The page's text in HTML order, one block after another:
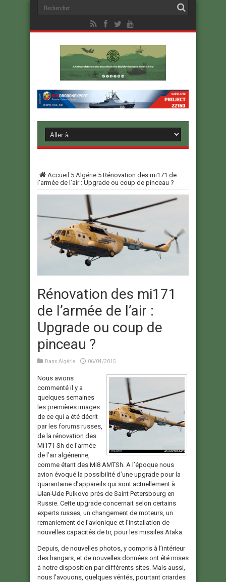
Accueil 5 Algérie 5 Rénovation des mi171 de
l’armée de l’air : Upgrade ou coup de pinceau ?
Rénovation des mi171
de l’armée de l’air :
Upgrade ou coup de
pinceau ?
Dans Algérie 06/04/2015
Nous avions
commenté il y a
quelques semaines
les premières images
de ce qui a été décrit
par les forums russes,
de la rénovation des
Mi171 Sh de l’armée
de l’air algérienne,
comme étant des Mi8 AMTSh. A l’époque nous
avion évoqué la possibilité d’une upgrade pour la
quarantaine d’appareils qui sont actuellement à
Ulan Ude Pulkovo près de Saint Petersbourg en
Russie. Cette upgrade concernait selon certains
experts russes, un changement de moteurs, un
remaniement de l’avionique et l’installation de
nouvelles capacités de tir, pour les missiles Ataka.
Depuis, de nouvelles photos, y compris à l’intérieur
des hangars, et de nouvelles données ont été mises
à notre disposition par différents sites. Mais aussi,
nous l’avouons, quelques vérités, pourtant criardes